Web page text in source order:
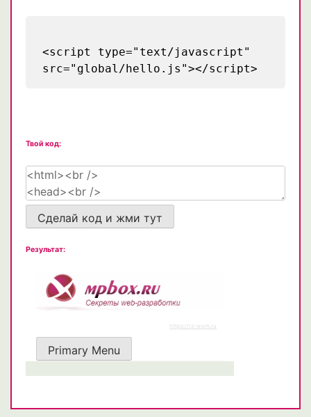
<script type="text/javascript"
src="global/hello.js"></script>
Твой код:
Сделай код и жми тут
Результат: